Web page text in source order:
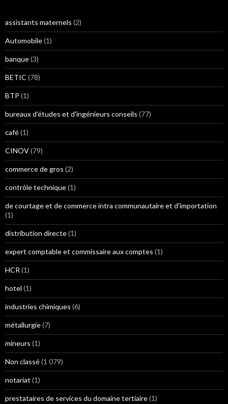
assistants maternels (2)
Automobile(1)
banque(3)
BETIC (78)
BTP (1)
bureaux d'études et d'ingénieurs conseils (77)
café(1)
CINOV(79)
commerce de gros (2)
contrôle technique(1)
de courtage et de commerce intra communautaire et d'importation
(1)
distribution directe(1)
expert comptable et commissaire aux comptes (1)
HCR (1)
hotel (1)
industries chimiques (6)
métallurgie(7)
mineurs (1)
Non classé(1 079)
notariat (1)
prestataires de services du domaine tertiaire(1)